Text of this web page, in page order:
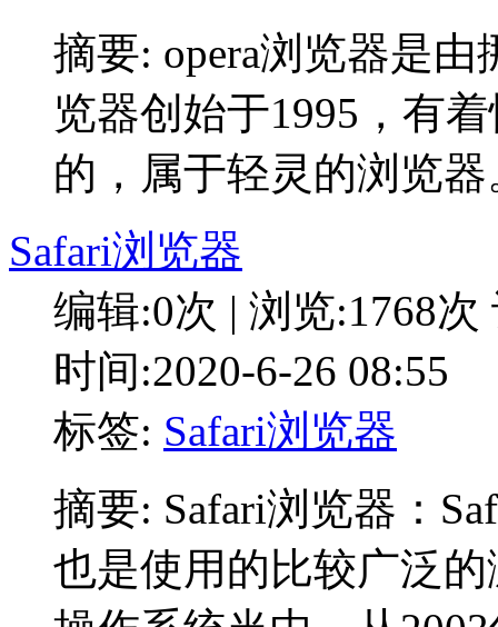
摘要: opera浏览器是
览器创始于1995，有
的，属于轻灵的浏览器
Safari浏览器
编辑:0次 | 浏览:1768次
时间:2020-6-26 08:55
标签: Safari浏览器
摘要: Safari浏览器：
也是使用的比较广泛